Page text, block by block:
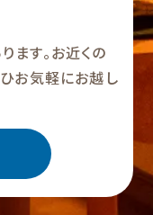
す。お近くの
お気軽にお越し